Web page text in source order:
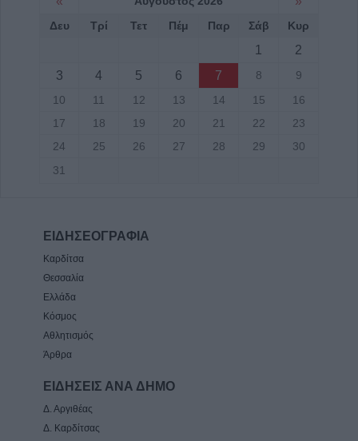
Δευ Τρί Τετ Πέμ Παρ Σάβ Κυρ
1
2
3
4 5 6 7 8
9
10
11 12 13 14 15
16
17
18 19 20 21 22
23
24
25 26 27 28 29
30
31
ΕΙΔΗΣΕΟΓΡΑΦΙΑ
Καρδίτσα
Θεσσαλία
Ελλάδα
Κόσμος
Αθλητισμός
Άρθρα
ΕΙΔΗΣΕΙΣ ΑΝΑ ΔΗΜΟ
Δ. Αργιθέας
Δ. Καρδίτσας